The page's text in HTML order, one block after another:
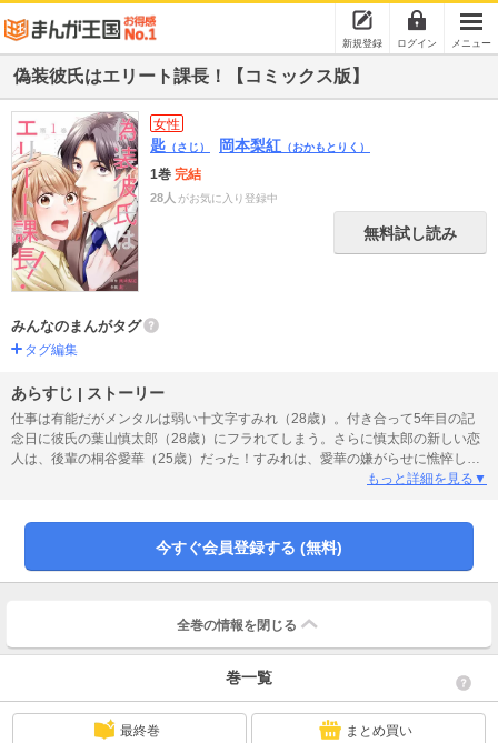
新規登録 ログイン メニュー
偽装彼氏はエリート課長！【コミックス版】
女性
匙 （さじ） 岡本梨紅 （おかもとりく）
1巻 完結
28人 がお気に入り登録中
無料試し読み
みんなのまんがタグ
タグ編集
あらすじ | ストーリー
仕事は有能だがメンタルは弱い十文字すみれ（28歳）。付き合って5年目の記
念日に彼氏の葉山慎太郎（28歳）にフラれてしまう。さらに慎太郎の新しい恋
人は、後輩の桐谷愛華（25歳）だった！すみれは、愛華の嫌がらせに憔悴し、
ついに倒れてしまう。事情を知ったすみれの上司・桜庭瑞樹（30歳）は、偽装
実は彼には秘密があって･･･！？
もっと詳細を見る▼
今すぐ会員登録する (無料)
全巻の情報を 閉じる
巻一覧
最終巻 まとめ買い